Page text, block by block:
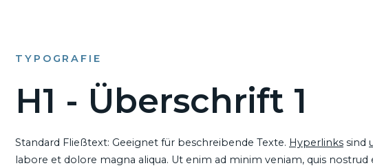
TYPOGRAFIE
H1 - Überschrift 1
Standard Fließtext: Geeignet für beschreibende Texte. Hyperlinks sind
labore et dolore magna aliqua. Ut enim ad minim veniam, quis